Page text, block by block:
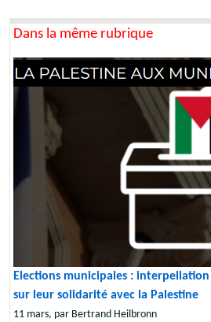
Dans la même rubrique
Elections municipales :
sur leur solidarité avec la Palestine
11 mars, par Bertrand Heilbronn